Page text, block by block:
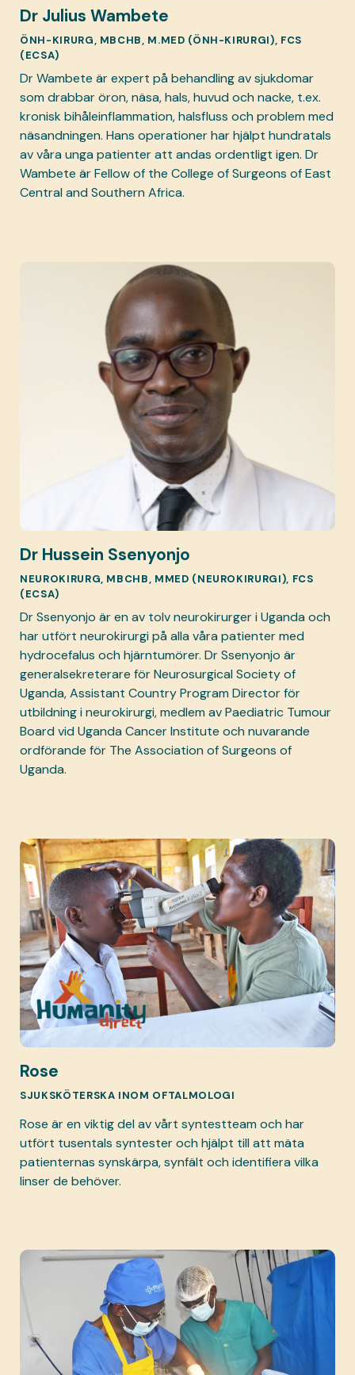
Dr Julius Wambete
ÖNH-KIRURG, MBCHB, M.MED (ÖNH-KIRURGI), FCS
(ECSA)
Dr Wambete är expert på behandling av sjukdomar
som drabbar öron, näsa, hals, huvud och nacke, t.ex.
kronisk bihåleinflammation, halsfluss och problem med
näsandningen. Hans operationer har hjälpt hundratals
av våra unga patienter att andas ordentligt igen. Dr
Wambete är Fellow of the College of Surgeons of East
Central and Southern Africa.
Dr Hussein Ssenyonjo
NEUROKIRURG, MBCHB, MMED (NEUROKIRURGI), FCS
(ECSA)
Dr Ssenyonjo är en av tolv neurokirurger i Uganda och
har utfört neurokirurgi på alla våra patienter med
hydrocefalus och hjärntumörer. Dr Ssenyonjo är
generalsekreterare för Neurosurgical Society of
Uganda, Assistant Country Program Director för
utbildning i neurokirurgi, medlem av Paediatric Tumour
Board vid Uganda Cancer Institute och nuvarande
ordförande för The Association of Surgeons of
Uganda.
Rose
SJUKSKÖTERSKA INOM OFTALMOLOGI
Rose är en viktig del av vårt syntestteam och har
utfört tusentals syntester och hjälpt till att mäta
patienternas synskärpa, synfält och identifiera vilka
linser de behöver.